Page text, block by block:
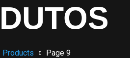
Products Page 9